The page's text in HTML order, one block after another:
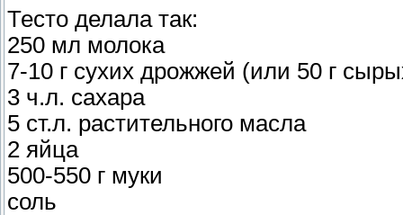
Тесто делала так:
250 мл молока
7-10 г сухих дрожжей (или 50 г
3 ч.л. сахара
5 ст.л. растительного масла
2 яйца
500-550 г муки
соль